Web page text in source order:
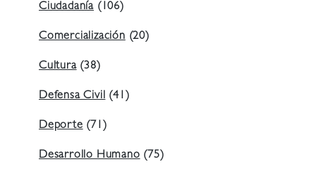
Ciudadanía (106)
Comercialización (20)
Cultura(38)
Defensa Civil (41)
Deporte (71)
Desarrollo Humano (75)